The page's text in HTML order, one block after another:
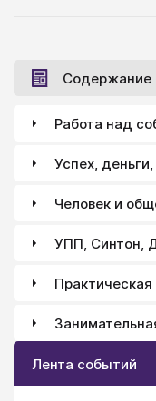
Содержание
Работа над
Успех,
Человек и
УПП, Синтон,
Практическая
Лента событий